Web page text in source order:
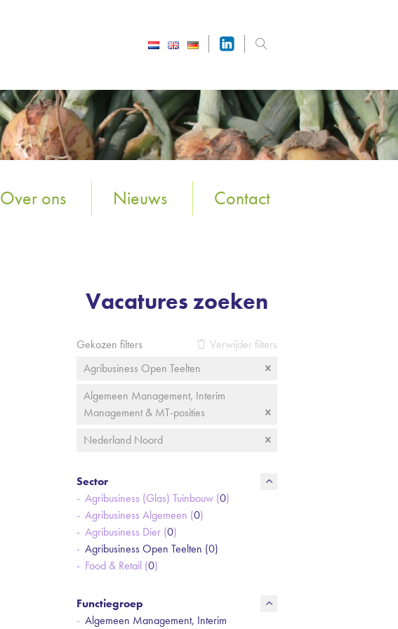
Over ons Nieuws Contact
Vacatures zoeken
Gekozen filters
Verwijder filters
Agribusiness Open Teelten
Algemeen Management, Interim
Management & MT-posities
Nederland Noord
Sector
Agribusiness (Glas) Tuinbouw (0)
Agribusiness Algemeen (0)
Agribusiness Dier (0)
Agribusiness Open Teelten (0)
Food & Retail (0)
Functiegroep
Algemeen Management, Interim